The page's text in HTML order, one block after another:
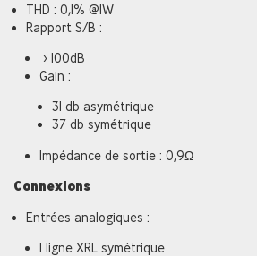
THD : 0,1% @1W
Rapport S/B :
> 100dB
Gain :
31 db asymétrique
37 db symétrique
Impédance de sortie : 0,9Ω
Connexions
Entrées analogiques :
1 ligne XRL symétrique